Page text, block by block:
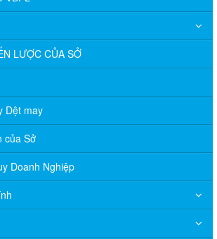
LƯỢC CỦA SỞ
Dệt may
của Sở
Doanh Nghiệp